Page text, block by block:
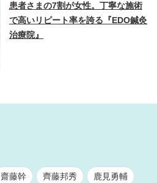
患者さまの7割が女性。丁寧な施術
で高いリピート率を誇る『EDO鍼灸
治療院』
齋藤幹 齊藤邦秀 鹿見勇輔